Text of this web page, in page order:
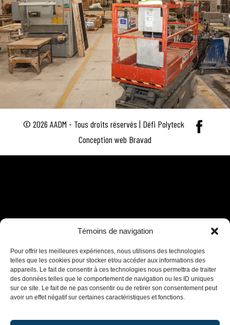
Témoins de navigation
Pour offrir les meilleures expériences, nous utilisons des technologies
telles que les cookies pour stocker et/ou accéder aux informations des
appareils. Le fait de consentir à ces technologies nous permettra de traiter
des données telles que le comportement de navigation ou les ID uniques
sur ce site. Le fait de ne pas consentir ou de retirer son consentement peut
avoir un effet négatif sur certaines caractéristiques et fonctions.
© 2026 AADM - Tous droits réservés | Défi Polyteck
Conception web Bravad